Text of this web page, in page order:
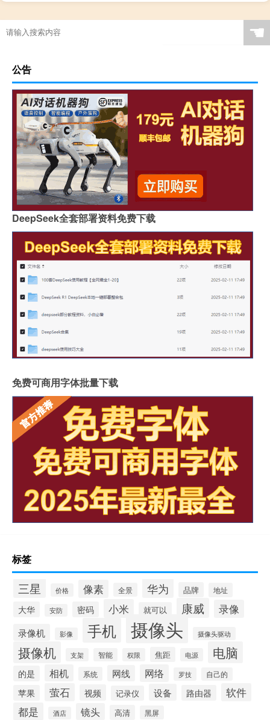
☚
公告
DeepSeek全套部署资料免费下载
免费可商用字体批量下载
标签
三星 价格 像素 全景 华为 品牌 地址
大华 安防 密码 小米 就可以 康威 录像
录像机 影像 手机 摄像头 摄像头驱动
摄像机 支架 智能 权限 焦距 电源 电脑
的是 相机 系统 网线 网络 罗技 自己的
苹果 萤石 视频 记录仪 设备 路由器
软件
都是
酒店 镜头 高清 黑屏